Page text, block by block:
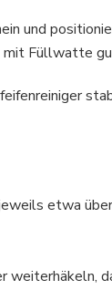
und
Füllwatte
etwa
weiterhäkeln,